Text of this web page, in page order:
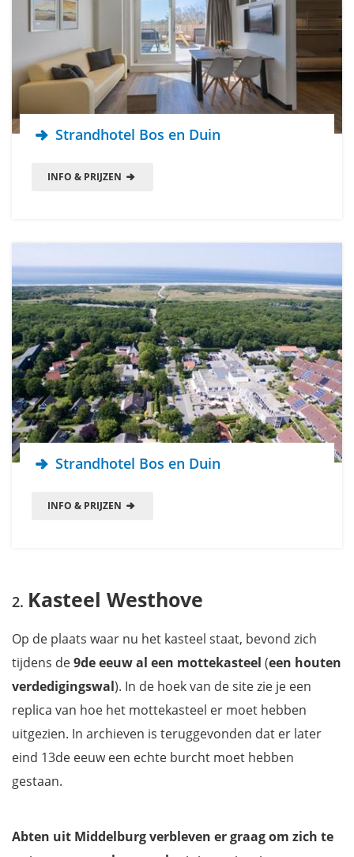
Strandhotel Bos en Duin
INFO & PRIJZEN
Strandhotel Bos en Duin
INFO & PRIJZEN
Kasteel Westhove
Op de plaats waar nu het kasteel staat, bevond zich
tijdens de9de eeuw al een mottekasteel (een houten
verdedigingswal). In de hoek van de site zie je een
replica van hoe het mottekasteel er moet hebben
uitgezien. In archieven is teruggevonden dat er later
eind 13de eeuw een echte burcht moet hebben
gestaan.
Abten uit Middelburg verbleven er graag om zich te